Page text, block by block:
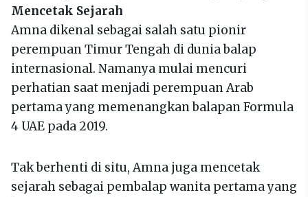
Mencetak Sejarah
Amna dikenal sebagai salah satu pionir
perempuan Timur Tengah di dunia balap
internasional. Namanya mulai mencuri
perhatian saat menjadi perempuan Arab
pertama yang memenangkan balapan Formula
4 UAE pada 2019.
Tak berhenti di situ, Amna juga mencetak
sejarah sebagai pembalap wanita pertama yang